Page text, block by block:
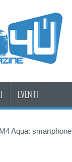
EVENTI
Aqua: